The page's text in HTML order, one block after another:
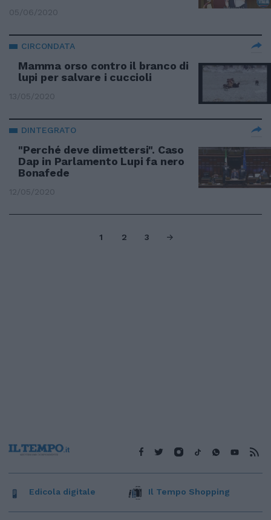
05/06/2020
CIRCONDATA
Mamma orso contro il branco di
lupi per salvare i cuccioli
13/05/2020
DINTEGRATO
"Perché deve dimettersi". Caso
Dap in Parlamento Lupi fa nero
Bonafede
12/05/2020
1 2 3
Edicola digitale Il Tempo Shopping